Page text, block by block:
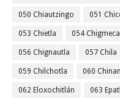
050 Chiautzingo 051
053 Chietla 054
056 Chignautla 057 Chila
059 Chilchotla 060
062 Eloxochitlán 063